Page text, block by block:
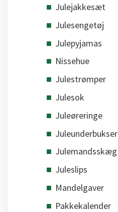
Julejakkesæt
Julesengetøj
Julepyjamas
Nissehue
Julestrømper
Julesok
Juleøreringe
Juleunderbukser
Julemandsskæg
Juleslips
Mandelgaver
Pakkekalender